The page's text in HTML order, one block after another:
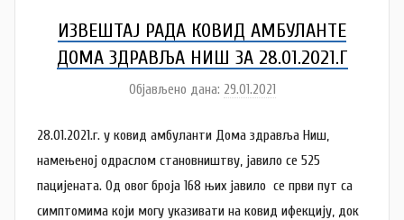
t
a
n
a
c
ИЗВЕШТАЈ РАДА КОВИД АМБУЛАНТE
ДОМА ЗДРАВЉА НИШ ЗA 28.01.2021.Г
Објављено дана: 29.01.2021
т
о
р
N
28.01.2021.г. у ковид амбуланти Дома здравља Ниш,
намењеној одраслом становништву, јавило се 525
пацијенaтa. Од овог броја 168 њих јавило се први пут са
симптомима који могу указивати на ковид ифекцију, док